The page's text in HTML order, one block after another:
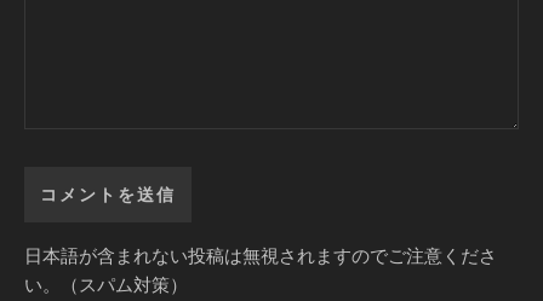
日本語が含まれない投稿は無視されますのでご注意くださ
い。（スパム対策）